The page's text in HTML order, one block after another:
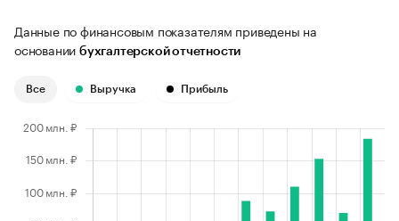
Данные по финансовым показателям приведены на
основании бухгалтерской отчетности
Все Выручка Прибыль